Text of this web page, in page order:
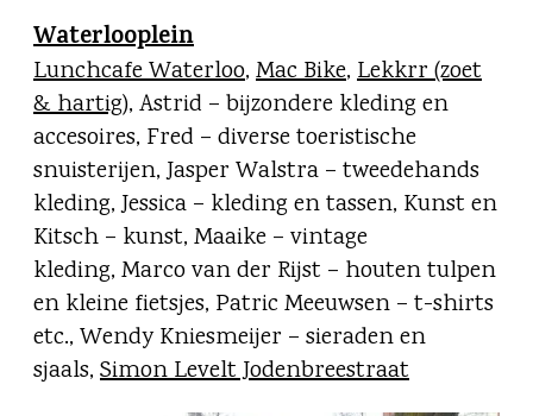
Waterlooplein
Lunchcafe Waterloo, Mac Bike, Lekkrr (zoet
& hartig), Astrid – bijzondere kleding en
accesoires, Fred – diverse toeristische
snuisterijen, Jasper Walstra – tweedehands
kleding, Jessica – kleding en tassen, Kunst en
Kitsch – kunst, Maaike – vintage
kleding, Marco van der Rijst – houten tulpen
en kleine fietsjes, Patric Meeuwsen – t-shirts
etc., Wendy Kniesmeijer – sieraden en
sjaals, Simon Levelt Jodenbreestraat